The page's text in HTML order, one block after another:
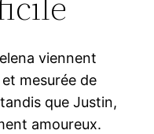
viennent
mesurée de
que Justin,
amoureux.